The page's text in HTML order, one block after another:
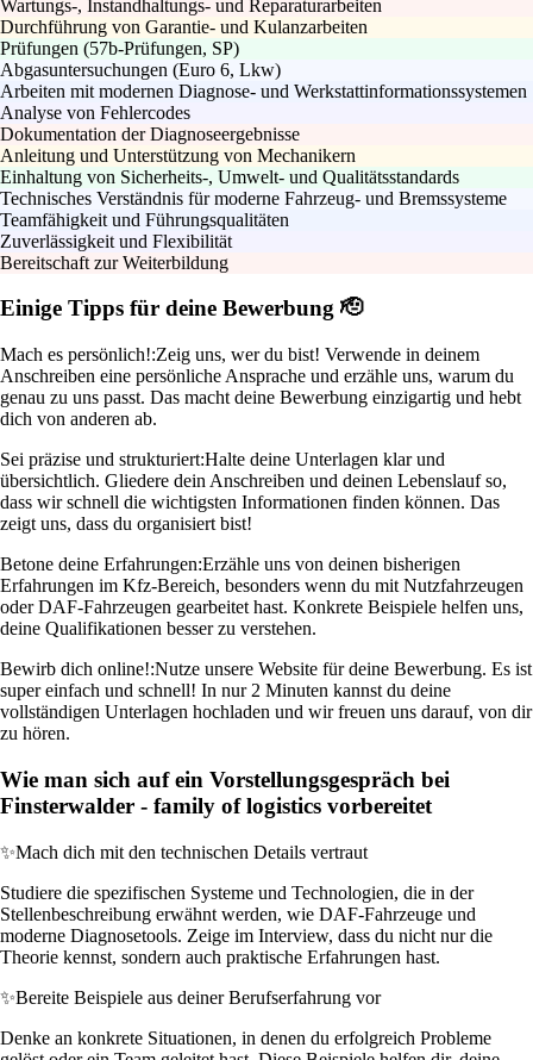
Wartungs-, Instandhaltungs- und Reparaturarbeiten
Durchführung von Garantie- und Kulanzarbeiten
Prüfungen (57b-Prüfungen, SP)
Abgasuntersuchungen (Euro 6, Lkw)
Arbeiten mit modernen Diagnose- und Werkstattinformationssystemen
Analyse von Fehlercodes
Dokumentation der Diagnoseergebnisse
Anleitung und Unterstützung von Mechanikern
Einhaltung von Sicherheits-, Umwelt- und Qualitätsstandards
Technisches Verständnis für moderne Fahrzeug- und Bremssysteme
Teamfähigkeit und Führungsqualitäten
Zuverlässigkeit und Flexibilität
Bereitschaft zur Weiterbildung
Einige Tipps für deine Bewerbung 🫡
Mach es persönlich!:Zeig uns, wer du bist! Verwende in deinem
Anschreiben eine persönliche Ansprache und erzähle uns, warum du
genau zu uns passt. Das macht deine Bewerbung einzigartig und hebt
dich von anderen ab.
Sei präzise und strukturiert:Halte deine Unterlagen klar und
übersichtlich. Gliedere dein Anschreiben und deinen Lebenslauf so,
dass wir schnell die wichtigsten Informationen finden können. Das
zeigt uns, dass du organisiert bist!
Betone deine Erfahrungen:Erzähle uns von deinen bisherigen
Erfahrungen im Kfz-Bereich, besonders wenn du mit Nutzfahrzeugen
oder DAF-Fahrzeugen gearbeitet hast. Konkrete Beispiele helfen uns,
deine Qualifikationen besser zu verstehen.
Bewirb dich online!:Nutze unsere Website für deine Bewerbung. Es ist
super einfach und schnell! In nur 2 Minuten kannst du deine
vollständigen Unterlagen hochladen und wir freuen uns darauf, von dir
zu hören.
Wie man sich auf ein Vorstellungsgespräch bei
Finsterwalder - family of logistics vorbereitet
✨Mach dich mit den technischen Details vertraut
Studiere die spezifischen Systeme und Technologien, die in der
Stellenbeschreibung erwähnt werden, wie DAF-Fahrzeuge und
moderne Diagnosetools. Zeige im Interview, dass du nicht nur die
Theorie kennst, sondern auch praktische Erfahrungen hast.
✨Bereite Beispiele aus deiner Berufserfahrung vor
Denke an konkrete Situationen, in denen du erfolgreich Probleme